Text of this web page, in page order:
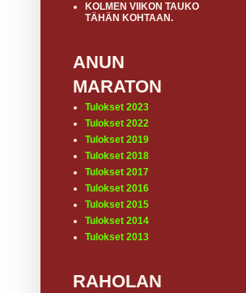
KOLMEN VIIKON TAUKO
TÄHÄN KOHTAAN.
ANUN
MARATON
Tulokset 2023
Tulokset 2022
Tulokset 2019
Tulokset 2018
Tulokset 2017
Tulokset 2016
Tulokset 2015
Tulokset 2014
Tulokset 2013
RAHOLAN